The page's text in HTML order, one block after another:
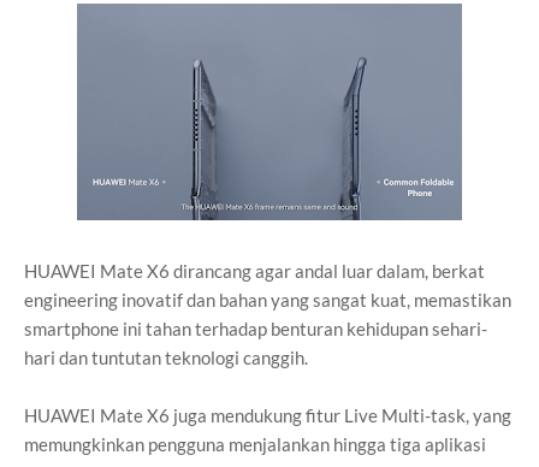
HUAWEI Mate X6 dirancang agar andal luar dalam, berkat
engineering inovatif dan bahan yang sangat kuat, memastikan
smartphone ini tahan terhadap benturan kehidupan sehari-
hari dan tuntutan teknologi canggih.
HUAWEI Mate X6 juga mendukung fitur Live Multi-task, yang
memungkinkan pengguna menjalankan hingga tiga aplikasi